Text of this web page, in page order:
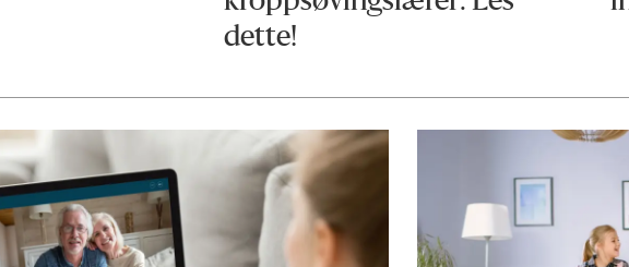
dette!